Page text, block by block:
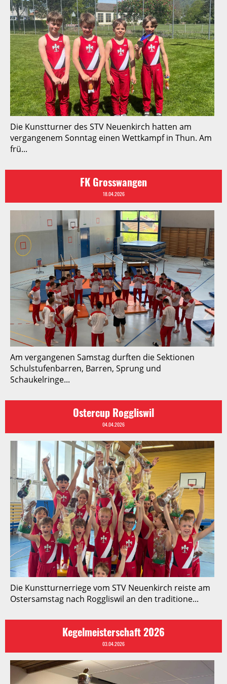
Die Kunstturner des STV Neuenkirch hatten am
vergangenem Sonntag einen Wettkampf in Thun. Am
frü...
FK Grosswangen
18.04.2026
Am vergangenen Samstag durften die Sektionen
Schulstufenbarren, Barren, Sprung und
Schaukelringe...
Ostercup Roggliswil
04.04.2026
Die Kunstturnerriege vom STV Neuenkirch reiste am
Ostersamstag nach Roggliswil an den traditione...
Kegelmeisterschaft 2026
03.04.2026